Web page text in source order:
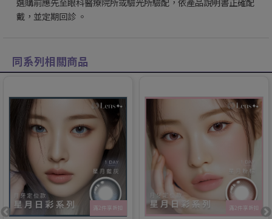
戴，並定期回診 。
同系列相關商品
滿2件享折扣 滿2件享折扣